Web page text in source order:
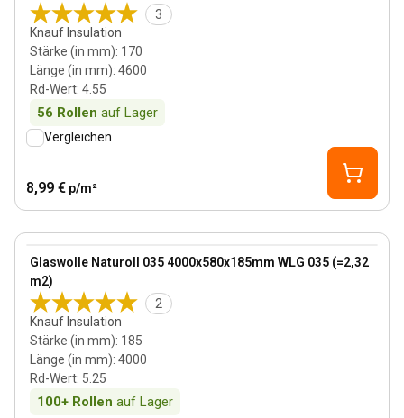
3
Knauf Insulation
Stärke (in mm): 170
Länge (in mm): 4600
Rd-Wert: 4.55
56 Rollen auf Lager
Vergleichen
8,99 € p/m²
Glaswolle Naturoll 035 4000x580x185mm WLG 035 (=2,32
m2)
2
Knauf Insulation
Stärke (in mm): 185
Länge (in mm): 4000
Rd-Wert: 5.25
100+ Rollen auf Lager
View product